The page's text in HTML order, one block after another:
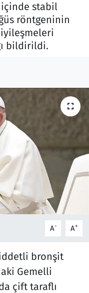
içinde stabil
röntgeninin
bildirildi.
A- A+
bronşit
Gemelli
çift taraflı